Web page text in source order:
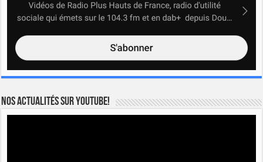
Nos actualités sur YOUTUBE!